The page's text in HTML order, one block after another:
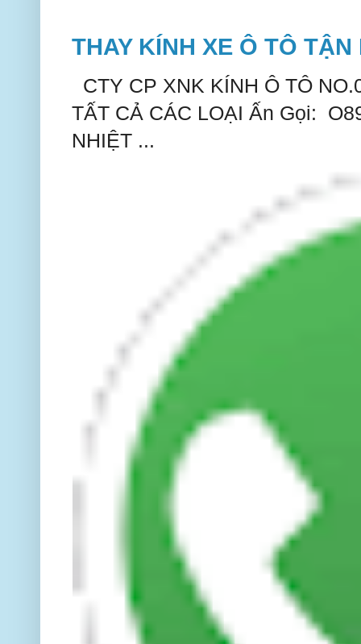
THAY KÍNH XE Ô TÔ
CTY CP XNK KÍNH Ô TÔ
TẤT CẢ CÁC LOẠI Ấn Gọi:
NHIỆT ...